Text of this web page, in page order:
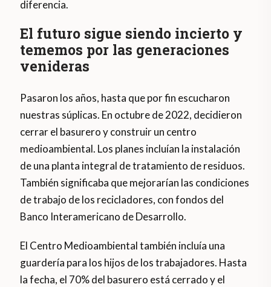
diferencia.
El futuro sigue siendo incierto y
tememos por las generaciones
venideras
Pasaron los años, hasta que por fin escucharon
nuestras súplicas. En octubre de 2022, decidieron
cerrar el basurero y construir un centro
medioambiental. Los planes incluían la instalación
de una planta integral de tratamiento de residuos.
También significaba que mejorarían las condiciones
de trabajo de los recicladores, con fondos del
Banco Interamericano de Desarrollo.
El Centro Medioambiental también incluía una
guardería para los hijos de los trabajadores. Hasta
la fecha, el 70% del basurero está cerrado y el